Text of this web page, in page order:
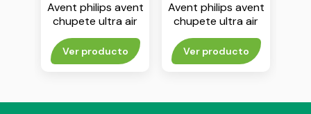
Avent philips avent
chupete ultra air
“animals” 0-6 m
nene env x 1
Ver producto
Avent philips avent
chupete ultra air
nightime 0-6 m
nene env x 2
Ver producto